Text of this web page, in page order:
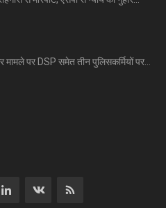
मामले पर DSP समेत तीन पुलिसकर्मियों पर...